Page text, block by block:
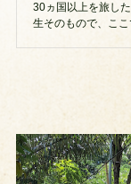
30ヵ国以上を旅し
生そのもので、こ